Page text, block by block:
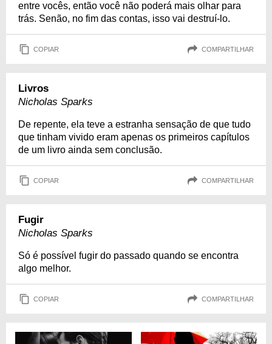
entre vocês, então você não poderá mais olhar para
trás. Senão, no fim das contas, isso vai destruí-lo.
COPIAR COMPARTILHAR
Livros
Nicholas Sparks
De repente, ela teve a estranha sensação de que tudo
que tinham vivido eram apenas os primeiros capítulos
de um livro ainda sem conclusão.
COPIAR COMPARTILHAR
Fugir
Nicholas Sparks
Só é possível fugir do passado quando se encontra
algo melhor.
COPIAR COMPARTILHAR